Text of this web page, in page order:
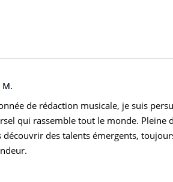
M.
de rédaction musicale, je suis
qui rassemble tout le monde. Pleine
découvrir des talents émergents,